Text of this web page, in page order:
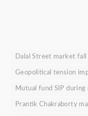
Dalal Street market fall
Geopolitical tension
Mutual fund SIP during
Prantik Chakraborty